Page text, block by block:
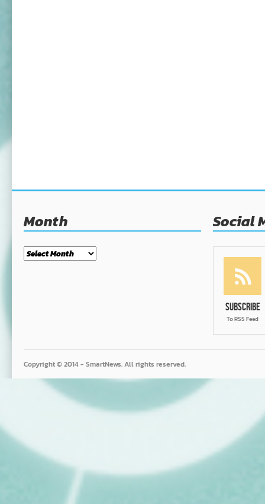
Month
Month
Social
Subscribe
To RSS Feed
Copyright © 2014 - SmartNews. All rights reserved.